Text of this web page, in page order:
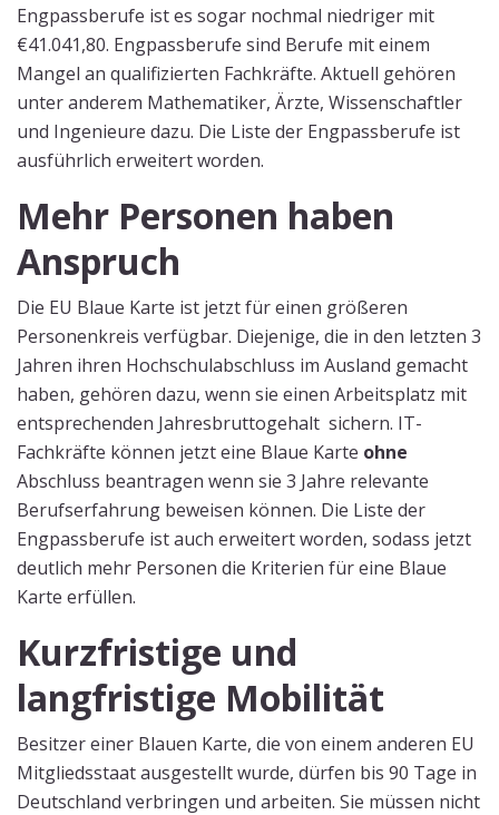
Engpassberufe ist es sogar nochmal niedriger mit
€41.041,80. Engpassberufe sind Berufe mit einem
Mangel an qualifizierten Fachkräfte. Aktuell gehören
unter anderem Mathematiker, Ärzte, Wissenschaftler
und Ingenieure dazu. Die Liste der Engpassberufe ist
ausführlich erweitert worden.
Mehr Personen haben
Anspruch
Die EU Blaue Karte ist jetzt für einen größeren
Personenkreis verfügbar. Diejenige, die in den letzten 3
Jahren ihren Hochschulabschluss im Ausland gemacht
haben, gehören dazu, wenn sie einen Arbeitsplatz mit
entsprechenden Jahresbruttogehalt sichern. IT-
Fachkräfte können jetzt eine Blaue Karte ohne
Abschluss beantragen wenn sie 3 Jahre relevante
Berufserfahrung beweisen können. Die Liste der
Engpassberufe ist auch erweitert worden, sodass jetzt
deutlich mehr Personen die Kriterien für eine Blaue
Karte erfüllen.
Kurzfristige und
langfristige Mobilität
Besitzer einer Blauen Karte, die von einem anderen EU
Mitgliedsstaat ausgestellt wurde, dürfen bis 90 Tage in
Deutschland verbringen und arbeiten. Sie müssen nicht